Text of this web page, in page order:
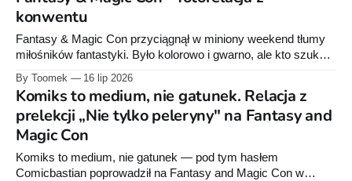
autorów zabiera czytelnika w różne okresy historii odległej
galaktyki, od czasów Wielkiej Republiki po przygody
konwentu
Fantasy & Magic Con przyciągnął w miniony weekend tłumy
miłośników fantastyki. Było kolorowo i gwarno, ale kto szukał
stoisk wydawnictw książkowych i komiksowych, mógł poczuć
niedosyt. Zobaczcie, jak wyglądała impreza.
By Toomek 16 lip 2026
Komiks to medium, nie gatunek. Relacja z
prelekcji „Nie tylko peleryny" na Fantasy and
Magic Con
Komiks to medium, nie gatunek — pod tym hasłem
Comicbastian poprowadził na Fantasy and Magic Con w